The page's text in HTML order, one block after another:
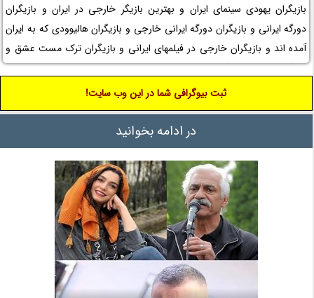
بازیگران یهودی سینمای ایران و بهترین بازیگر خارجی در ایران و بازیگران
دورگه ایرانی و بازیگران دورگه ایرانی خارجی و بازیگران هالیوودی که به ایران
آمده اند و بازیگران خارجی در فیلمهای ایرانی و بازیگران ترک مست عشق و
بازیگر خارجی فیلم تگزاس را در نم نمک مشاهده کنید.
ثبت بیوگرافی شما در این وب سایت!
در ادامه بخوانید